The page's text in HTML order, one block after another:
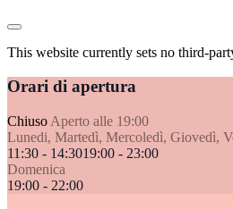
This website currently sets no third-
Orari di apertura
Chiuso Aperto alle 19:00
Lunedi, Martedì, Mercoledì, Giovedì,
11:30 - 14:3019:00 - 23:00
Domenica
19:00 - 22:00